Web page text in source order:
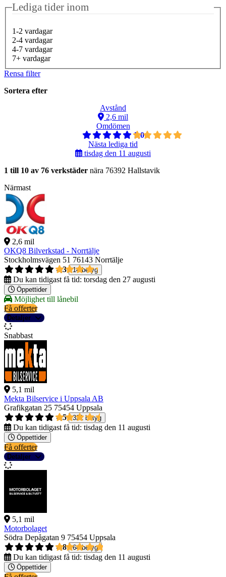
Lediga tider inom
1-2 vardagar
2-4 vardagar
4-7 vardagar
7+ vardagar
Rensa filter
Sortera efter
Avstånd
2,6 mil
Omdömen
5,0
Nästa lediga tid
tisdag den 11 augusti
1 till 10 av 76 verkstäder nära 76392 Hallstavik
Närmast
2,6 mil
OKQ8 Bilverkstad - Norrtälje
Stockholmsvägen 51 76143 Norrtälje
4,3
14 betyg
Du kan tidigast få tid: torsdag den 27 augusti
Öppettider
Möjlighet till lånebil
Få offerter
Detaljer
Snabbast
5,1 mil
Mekta Bilservice i Uppsala AB
Grafikgatan 25 75454 Uppsala
4,5
321 betyg
Du kan tidigast få tid: tisdag den 11 augusti
Öppettider
Få offerter
Detaljer
5,1 mil
Motorbolaget
Södra Depågatan 9 75454 Uppsala
4,8
64 betyg
Du kan tidigast få tid: tisdag den 11 augusti
Öppettider